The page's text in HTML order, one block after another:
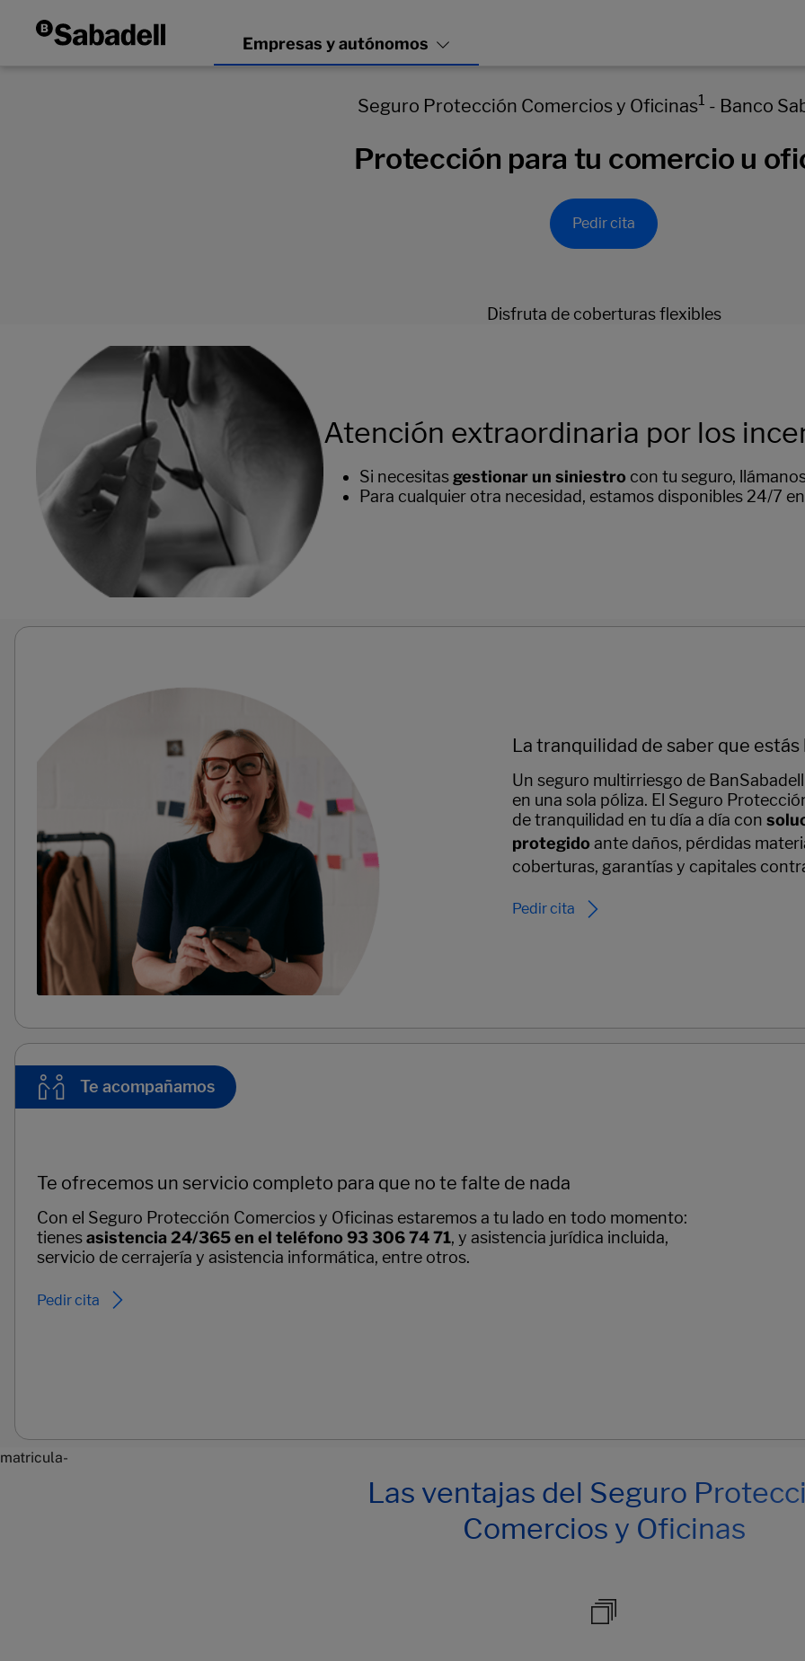
Seguro Protección Comercios y Oficinas1 - Banco
Protección para tu comercio u
Pedir cita
Disfruta de coberturas flexibles
Atención extraordinaria por los
Si necesitas gestionar un siniestro con tu seguro,
Para cualquier otra necesidad, estamos disponibles 24/7
La tranquilidad de saber que
Un seguro multirriesgo de
en una sola póliza. El Seguro
de tranquilidad en tu día a día con
protegido ante daños, pérdidas
coberturas, garantías y capitales
Pedir cita
Te acompañamos
Te ofrecemos un servicio completo para que no te falte de nada
Con el Seguro Protección Comercios y Oficinas estaremos a tu lado en todo momento:
tienesasistencia 24/365 en el teléfono 93 306 74 71, y asistencia jurídica incluida,
servicio de cerrajería y asistencia informática, entre otros.
Pedir cita
matricula-
Las ventajas del Seguro
Comercios y Oficinas